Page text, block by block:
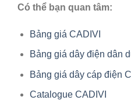
Có thể bạn quan tâm:
Bảng giá CADIVI
Bảng giá dây điện dân
Bảng giá dây cáp điện
Catalogue CADIVI